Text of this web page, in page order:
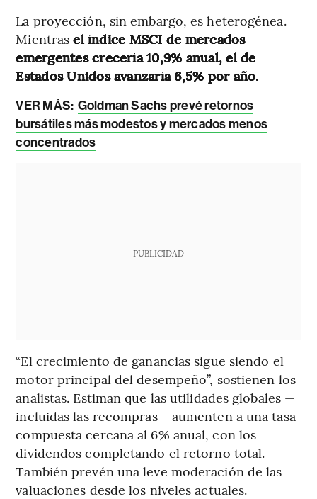
La proyección, sin embargo, es heterogénea.
Mientrasel índice MSCI de mercados
emergentes crecería 10,9% anual, el de
Estados Unidos avanzaría 6,5% por año.
VER MÁS: Goldman Sachs prevé retornos
bursátiles más modestos y mercados menos
concentrados
PUBLICIDAD
“El crecimiento de ganancias sigue siendo el
motor principal del desempeño”, sostienen los
analistas. Estiman que las utilidades globales —
incluidas las recompras— aumenten a una tasa
compuesta cercana al 6% anual, con los
dividendos completando el retorno total.
También prevén una leve moderación de las
valuaciones desde los niveles actuales.